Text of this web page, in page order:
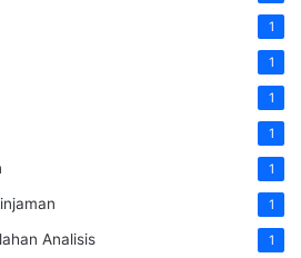
1
1
1
1
1
1
Analisis 1